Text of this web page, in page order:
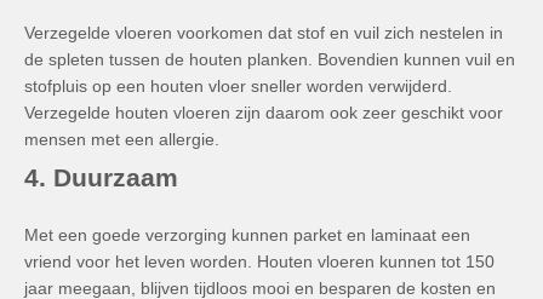
Verzegelde vloeren voorkomen dat stof en vuil zich nestelen in
de spleten tussen de houten planken. Bovendien kunnen vuil en
stofpluis op een houten vloer sneller worden verwijderd.
Verzegelde houten vloeren zijn daarom ook zeer geschikt voor
mensen met een allergie.
4. Duurzaam
Met een goede verzorging kunnen parket en laminaat een
vriend voor het leven worden. Houten vloeren kunnen tot 150
jaar meegaan, blijven tijdloos mooi en besparen de kosten en